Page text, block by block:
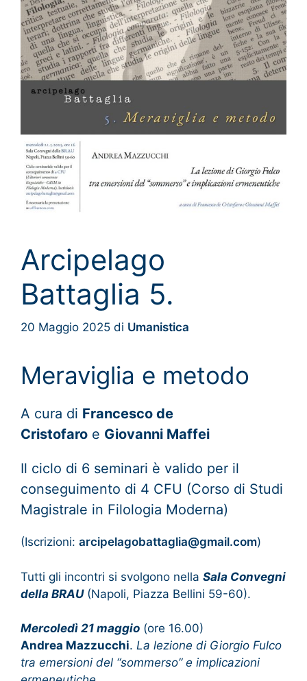
Arcipelago
Battaglia 5.
20 Maggio 2025 di Umanistica
Meraviglia e metodo
A cura di Francesco de
Cristofaro e Giovanni Maffei
Il ciclo di 6 seminari è valido per il
conseguimento di 4 CFU (Corso di Studi
Magistrale in Filologia Moderna)
(Iscrizioni: arcipelagobattaglia@gmail.com)
Tutti gli incontri si svolgono nella Sala Convegni
della BRAU(Napoli, Piazza Bellini 59-60).
Mercoledì 21 maggio (ore 16.00)
Andrea Mazzucchi. La lezione di Giorgio Fulco
tra emersioni del “sommerso” e implicazioni